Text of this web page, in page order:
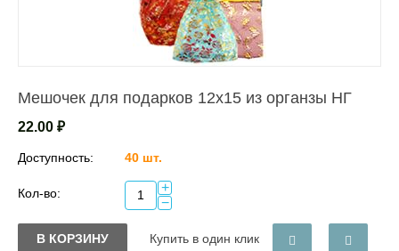
Мешочек для подарков 12х15 из органзы НГ
22.00 ₽
Доступность: 40 шт.
Кол-во:
+
−
В КОРЗИНУ Купить в один клик